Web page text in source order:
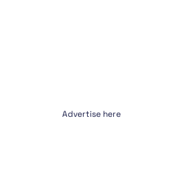
Advertise here